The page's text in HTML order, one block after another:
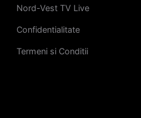
Nord-Vest TV Live
Confidentialitate
Termeni si Conditii